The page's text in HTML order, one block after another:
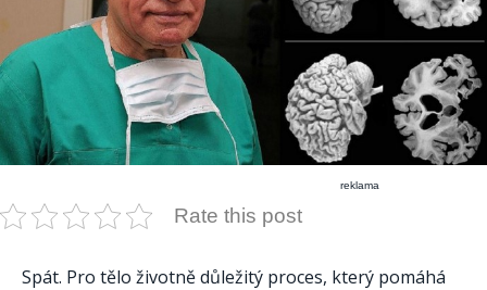
reklama
Rate this post
Spát. Pro tělo životně důležitý proces, který pomáhá